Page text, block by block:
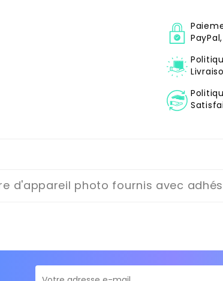
d'appareil photo fournis avec